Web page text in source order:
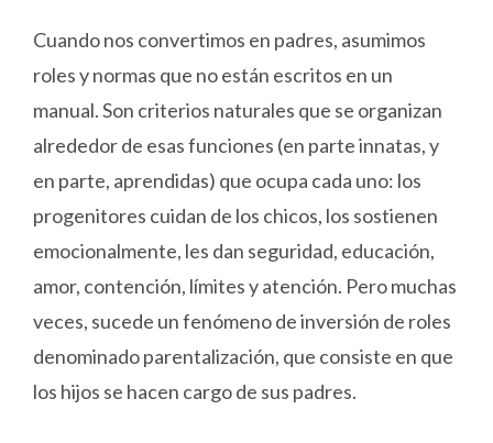
Cuando nos convertimos en padres, asumimos
roles y normas que no están escritos en un
manual. Son criterios naturales que se organizan
alrededor de esas funciones (en parte innatas, y
en parte, aprendidas) que ocupa cada uno: los
progenitores cuidan de los chicos, los sostienen
emocionalmente, les dan seguridad, educación,
amor, contención, límites y atención. Pero muchas
veces, sucede un fenómeno de inversión de roles
denominado parentalización, que consiste en que
los hijos se hacen cargo de sus padres.